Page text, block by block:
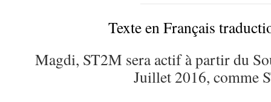
Texte en Français
Magdi, ST2M sera actif à partir du
Juillet 2016, comme